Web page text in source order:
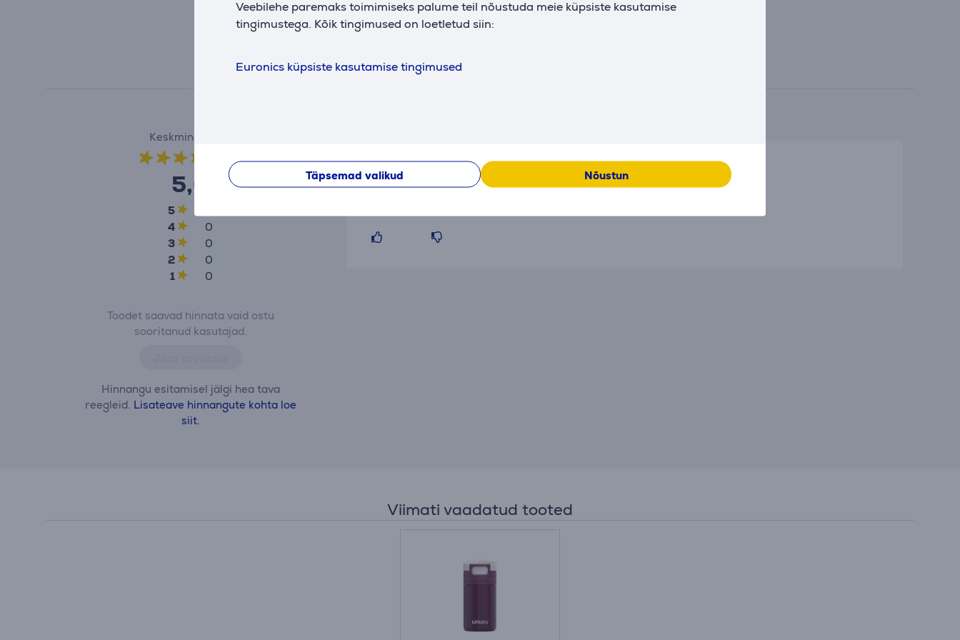
Veebilehe paremaks toimimiseks palume teil nõustuda meie küpsiste kasutamise
tingimustega. Kõik tingimused on loetletud siin:
Euronics küpsiste kasutamise tingimused
Täpsemad valikud Nõustun
Arvustused
Keskmine hinne
(1)
5,0
5
4
0
3
0
2
0
1
0
Toodet saavad hinnata vaid ostu
sooritanud kasutajad.
Hinnangu esitamisel jälgi hea tava
reegleid. Lisateave hinnangute kohta loe
siit.
Veronika
31.10.2025 15:50
Viimati vaadatud tooted